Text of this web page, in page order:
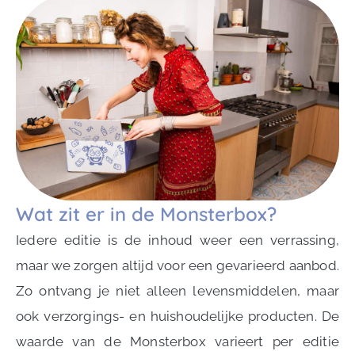
Wat zit er in de Monsterbox?
Iedere editie is de inhoud weer een verrassing,
maar we zorgen altijd voor een gevarieerd aanbod.
Zo ontvang je niet alleen levensmiddelen, maar
ook verzorgings- en huishoudelijke producten. De
waarde van de Monsterbox varieert per editie